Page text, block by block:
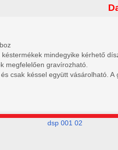
késtermékek mindegyike kérhető
megfelelően gravírozható.
csak késsel együtt vásárolható.